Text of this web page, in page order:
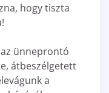
hogy tiszta
ünneprontó
átbeszélgetett
a